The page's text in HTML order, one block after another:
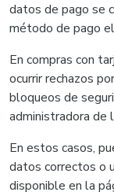
datos de pago se
método de pago
En compras con
ocurrir rechazos
bloqueos de
administradora de
En estos casos,
datos correctos o
disponible en la